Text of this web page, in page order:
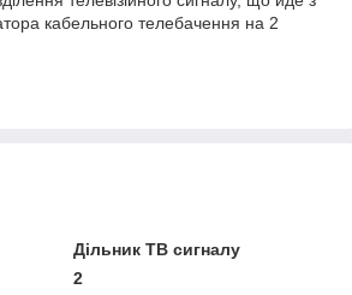
кабельного телебачення на 2
Дільник ТВ сигналу
2